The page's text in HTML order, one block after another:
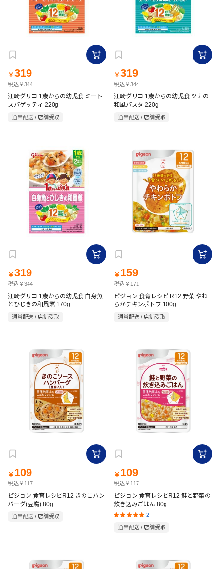
￥319
税込￥344
江崎グリコ 1歳からの幼児食 ミート
スパゲッティ 220g
通常配送 / 店舗受取
￥319
税込￥344
江崎グリコ 1歳からの幼児食 ツナの
和風パスタ 220g
通常配送 / 店舗受取
￥319
税込￥344
江崎グリコ 1歳からの幼児食 白身魚
とひじきの和風煮 170g
通常配送 / 店舗受取
￥ 159
税込￥171
ピジョン 食育レシピ R12 野菜 やわ
らかチキンポトフ 100g
通常配送 / 店舗受取
￥ 109
税込￥117
ピジョン 食育レシピR12 きのこハン
バーグ(豆腐) 80g
通常配送 / 店舗受取
￥ 109
税込￥117
ピジョン 食育レシピR12 鮭と野菜の
炊き込みごはん 80g
2
通常配送 / 店舗受取